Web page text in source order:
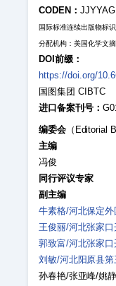
CODEN： JJYYAG
国际标准连续出版物标
分配机构：美国化学文摘
DOI前缀：
https://doi.org/
国图集团 CIBTC
进口备案刊号：
编委会（Editorial
主编
冯俊
同行评议专家
副主编
牛素格/河北保定外
王俊丽/河北张家
郭致富/河北张家
刘敏/河北阳原县
孙春艳/张亚峰/姚静